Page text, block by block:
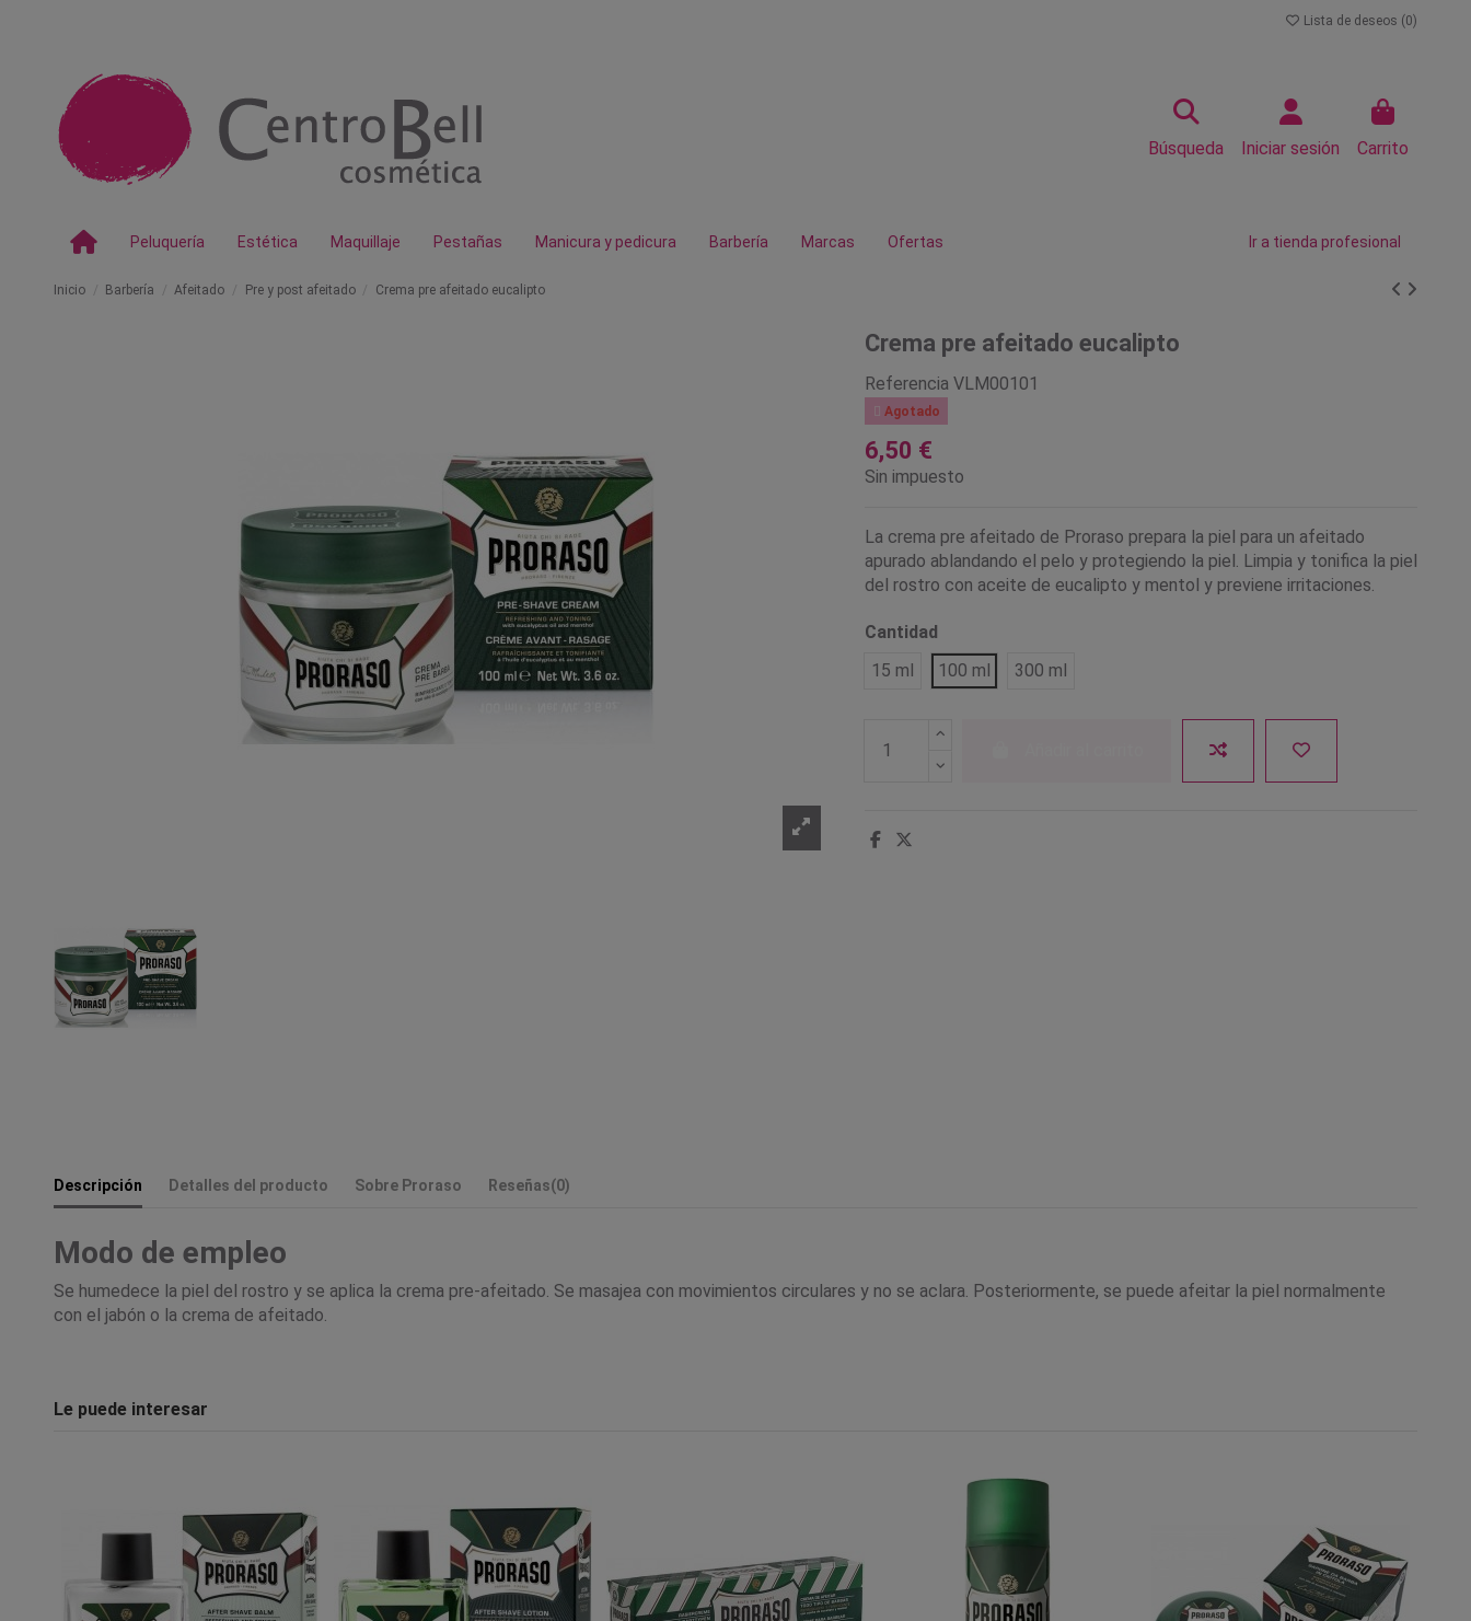
Lista de deseos (0)
Búsqueda Iniciar sesión Carrito
Peluquería Estética Maquillaje Pestañas Manicura y pedicura Barbería Marcas Ofertas Ir a tienda profesional
Inicio Barbería Afeitado Pre y post afeitado Crema pre afeitado eucalipto
Crema pre afeitado eucalipto
Referencia VLM00101
Agotado
6,50 €
Sin impuesto
La crema pre afeitado de Proraso prepara la piel para un afeitado
apurado ablandando el pelo y protegiendo la piel. Limpia y tonifica la piel
del rostro con aceite de eucalipto y mentol y previene irritaciones.
Cantidad
15 ml
100 ml 300 ml
Descripción Detalles del producto Sobre Proraso Reseñas(0)
Modo de empleo
Se humedece la piel del rostro y se aplica la crema pre-afeitado. Se masajea con movimientos circulares y no se aclara. Posteriormente, se puede afeitar la piel normalmente
con el jabón o la crema de afeitado.
Le puede interesar